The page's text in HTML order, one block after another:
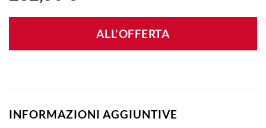
ALL'OFFERTA
INFORMAZIONI AGGIUNTIVE